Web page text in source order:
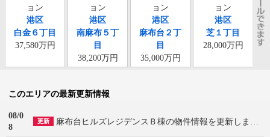
ョン
港区
白金６丁目
37,580万円
ョン
港区
南麻布５丁
目
38,200万円
ョン
港区
麻布台２丁
目
35,000万円
ョン
港区
芝１丁目
28,000万円
このエリアの最新更新情報
08/0
8
更新 麻布台ヒルズレジデンスＢ棟の物件情報を更新しました